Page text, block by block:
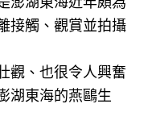
接觸、觀賞並拍攝
很令人興奮
湖東海的燕鷗生